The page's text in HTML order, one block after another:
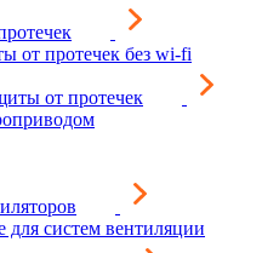
от протечек без wi-fi
от протечек
для систем вентиляции